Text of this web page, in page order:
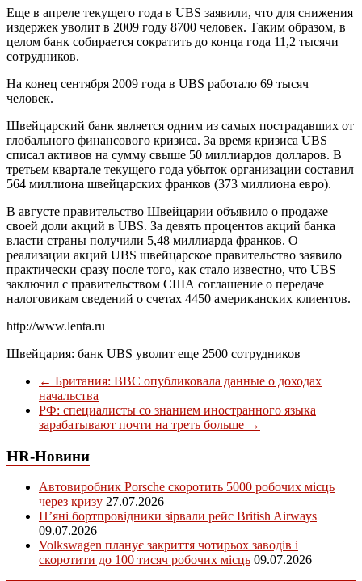
Еще в апреле текущего года в UBS заявили, что для снижения
издержек уволит в 2009 году 8700 человек. Таким образом, в
целом банк собирается сократить до конца года 11,2 тысячи
сотрудников.
На конец сентября 2009 года в UBS работало 69 тысяч
человек.
Швейцарский банк является одним из самых пострадавших от
глобального финансового кризиса. За время кризиса UBS
списал активов на сумму свыше 50 миллиардов долларов. В
третьем квартале текущего года убыток организации составил
564 миллиона швейцарских франков (373 миллиона евро).
В августе правительство Швейцарии объявило о продаже
своей доли акций в UBS. За девять процентов акций банка
власти страны получили 5,48 миллиарда франков. О
реализации акций UBS швейцарское правительство заявило
практически сразу после того, как стало известно, что UBS
заключил с правительством США соглашение о передаче
налоговикам сведений о счетах 4450 американских клиентов.
http://www.lenta.ru
Швейцария: банк UBS уволит еще 2500 сотрудников
← Британия: BBC опубликовала данные о доходах
начальства
РФ: специалисты со знанием иностранного языка
зарабатывают почти на треть больше →
HR-Новини
Автовиробник Porsche скоротить 5000 робочих місць
через кризу 27.07.2026
П’яні бортпровідники зірвали рейс British Airways
09.07.2026
Volkswagen планує закриття чотирьох заводів і
скоротити до 100 тисяч робочих місць 09.07.2026